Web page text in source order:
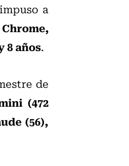
a
8 años.
de
(472
(56),